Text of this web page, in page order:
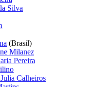
Silva
(Brasil)
Milanez
Pereira
Calheiros